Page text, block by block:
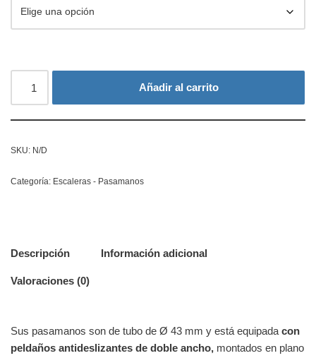
Añadir al carrito
SKU: N/D
Categoría: Escaleras - Pasamanos
Descripción Información adicional
Valoraciones (0)
Sus pasamanos son de tubo de Ø 43 mm y está equipada con
peldaños antideslizantes de doble ancho, montados en plano